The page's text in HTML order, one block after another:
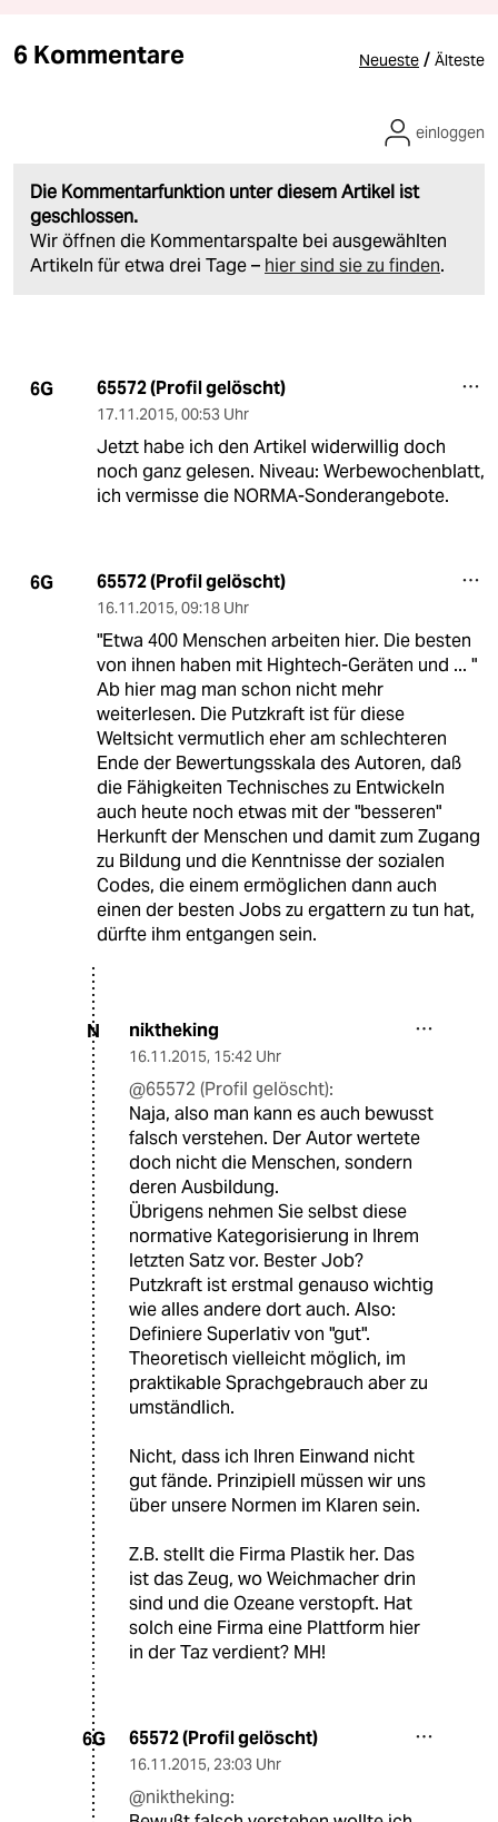
6 Kommentare Neueste / Älteste
Die Kommentarfunktion unter diesem Artikel ist
geschlossen.
Wir öffnen die Kommentarspalte bei ausgewählten
Artikeln für etwa drei Tage – hier sind sie zu finden.
einloggen
6G 65572 (Profil gelöscht)
17.11.2015, 00:53 Uhr
Jetzt habe ich den Artikel widerwillig doch
noch ganz gelesen. Niveau: Werbewochenblatt,
ich vermisse die NORMA-Sonderangebote.
6G 65572 (Profil gelöscht)
16.11.2015, 09:18 Uhr
"Etwa 400 Menschen arbeiten hier. Die besten
von ihnen haben mit Hightech-Geräten und ... "
Ab hier mag man schon nicht mehr
weiterlesen. Die Putzkraft ist für diese
Weltsicht vermutlich eher am schlechteren
Ende der Bewertungsskala des Autoren, daß
die Fähigkeiten Technisches zu Entwickeln
auch heute noch etwas mit der "besseren"
Herkunft der Menschen und damit zum Zugang
zu Bildung und die Kenntnisse der sozialen
Codes, die einem ermöglichen dann auch
einen der besten Jobs zu ergattern zu tun hat,
dürfte ihm entgangen sein.
N niktheking
16.11.2015, 15:42 Uhr
@65572 (Profil gelöscht):
Naja, also man kann es auch bewusst
falsch verstehen. Der Autor wertete
doch nicht die Menschen, sondern
deren Ausbildung.
Übrigens nehmen Sie selbst diese
normative Kategorisierung in Ihrem
letzten Satz vor. Bester Job?
Putzkraft ist erstmal genauso wichtig
wie alles andere dort auch. Also:
Definiere Superlativ von "gut".
Theoretisch vielleicht möglich, im
praktikable Sprachgebrauch aber zu
umständlich.
Nicht, dass ich Ihren Einwand nicht
gut fände. Prinzipiell müssen wir uns
über unsere Normen im Klaren sein.
Z.B. stellt die Firma Plastik her. Das
ist das Zeug, wo Weichmacher drin
sind und die Ozeane verstopft. Hat
solch eine Firma eine Plattform hier
in der Taz verdient? MH!
6G 65572 (Profil gelöscht)
16.11.2015, 23:03 Uhr
@niktheking: